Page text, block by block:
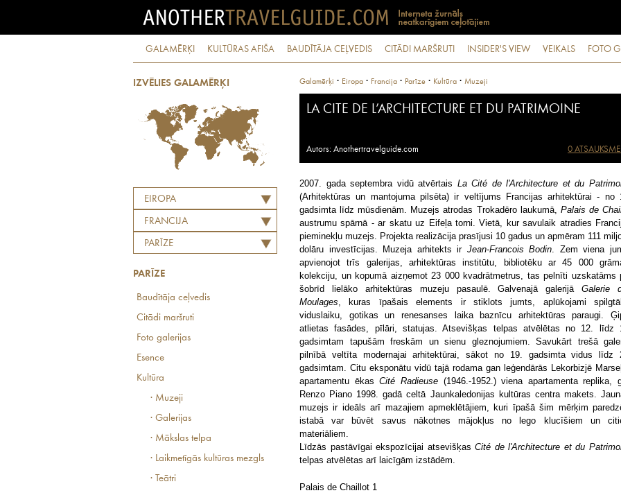
GALAMĒRĶI KULTŪRAS AFIŠA BAUDĪTĀJA CEĻVEDIS CITĀDI MARŠRUTI INSIDER'S VIEW VEIKALS FOTO
IZVĒLIES GALAMĒRĶI
EIROPA
FRANCIJA
PARĪZE
PARĪZE
Baudītāja ceļvedis
Citādi maršruti
Foto galerijas
Esence
Kultūra
· Muzeji
· Galerijas
· Mākslas telpa
· Laikmetīgās kultūras mezgls
· Teātri
Galamērķi · Eiropa · Francija · Parīze · Kultūra · Muzeji
LA CITE DE L’ARCHITECTURE ET DU PATRIMOINE
Autors: Anothertravelguide.com 0
2007. gada septembra vidū atvērtais La Cité de l'Architecture et du
(Arhitektūras un mantojuma pilsēta) ir veltījums Francijas arhitektūrai - no
gadsimta līdz mūsdienām. Muzejs atrodas Trokadēro laukumā, Palais de
austrumu spārnā - ar skatu uz Eifeļa torni. Vietā, kur savulaik atradies
pieminekļu muzejs. Projekta realizācija prasījusi 10 gadus un apmēram 111
dolāru investīcijas. Muzeja arhitekts ir Jean-Francois Bodin. Zem viena
apvienojot trīs galerijas, arhitektūras institūtu, bibliotēku ar 45 000
kolekciju, un kopumā aizņemot 23 000 kvadrātmetrus, tas pelnīti uzskatāms
šobrīd lielāko arhitektūras muzeju pasaulē. Galvenajā galerijāGalerie
Moulages, kuras īpašais elements ir stiklots jumts, aplūkojami
viduslaiku, gotikas un renesanses laika baznīcu arhitektūras paraugi.
atlietas fasādes, pīlāri, statujas. Atsevišķas telpas atvēlētas no 12. līdz
gadsimtam tapušām freskām un sienu gleznojumiem. Savukārt trešā
pilnībā veltīta modernajai arhitektūrai, sākot no 19. gadsimta vidus līdz
gadsimtam. Citu eksponātu vidū tajā rodama gan leģendārās Lekorbizjē
apartamentu ēkasCité Radieuse(1946.-1952.) viena apartamenta replika,
Renzo Piano 1998. gadā celtā Jaunkaledonijas kultūras centra makets.
muzejs ir ideāls arī mazajiem apmeklētājiem, kuri īpašā šim mērķim
istabā var būvēt savus nākotnes mājokļus no lego klucīšiem un
materiāliem.
Līdzās pastāvīgai ekspozīcijai atsevišķasCité de l'Architecture et du
telpas atvēlētas arī laicīgām izstādēm.
Palais de Chaillot 1